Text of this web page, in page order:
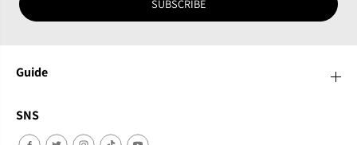
SUBSCRIBE
Guide
SNS